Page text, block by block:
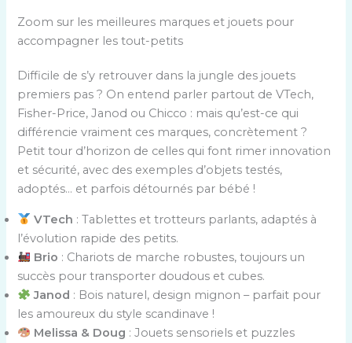
Zoom sur les meilleures marques et jouets pour
accompagner les tout-petits
Difficile de s’y retrouver dans la jungle des jouets
premiers pas ? On entend parler partout de VTech,
Fisher-Price, Janod ou Chicco : mais qu’est-ce qui
différencie vraiment ces marques, concrètement ?
Petit tour d’horizon de celles qui font rimer innovation
et sécurité, avec des exemples d’objets testés,
adoptés… et parfois détournés par bébé !
VTech : Tablettes et trotteurs parlants, adaptés à
l’évolution rapide des petits.
Brio : Chariots de marche robustes, toujours un
succès pour transporter doudous et cubes.
Janod : Bois naturel, design mignon – parfait pour
les amoureux du style scandinave !
Melissa & Doug : Jouets sensoriels et puzzles